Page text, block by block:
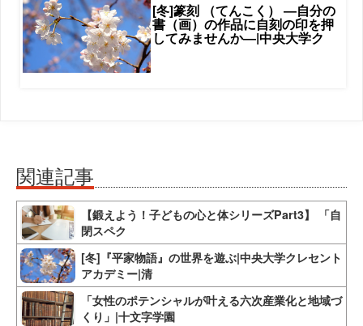
[冬]篆刻 （てんこく） ―自分の
書（画）の作品に自刻の印を押
してみませんか―|中央大学ク
関連記事
【鍛えよう！子どもの心と体シリーズPart3】 「自
閉スペク
[冬]『平家物語』の世界を遊ぶ|中央大学クレセント
アカデミー|清
「女性のポテンシャルが叶える六次産業化と地域づ
くり」|十文字学園